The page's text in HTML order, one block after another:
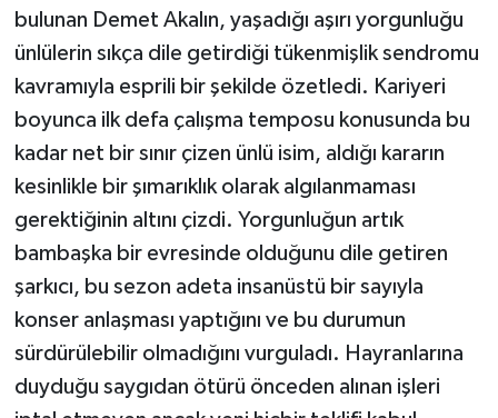
bulunan Demet Akalın, yaşadığı aşırı yorgunluğu
ünlülerin sıkça dile getirdiği tükenmişlik sendromu
kavramıyla esprili bir şekilde özetledi. Kariyeri
boyunca ilk defa çalışma temposu konusunda bu
kadar net bir sınır çizen ünlü isim, aldığı kararın
kesinlikle bir şımarıklık olarak algılanmaması
gerektiğinin altını çizdi. Yorgunluğun artık
bambaşka bir evresinde olduğunu dile getiren
şarkıcı, bu sezon adeta insanüstü bir sayıyla
konser anlaşması yaptığını ve bu durumun
sürdürülebilir olmadığını vurguladı. Hayranlarına
duyduğu saygıdan ötürü önceden alınan işleri